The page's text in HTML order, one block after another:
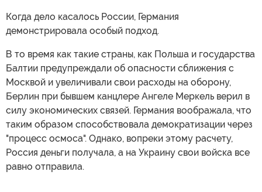
Когда дело касалось России, Германия
демонстрировала особый подход.
В то время как такие страны, как Польша и государства
Балтии предупреждали об опасности сближения с
Москвой и увеличивали свои расходы на оборону,
Берлин при бывшем канцлере Ангеле Меркель верил в
силу экономических связей. Германия воображала, что
таким образом способствовала демократизации через
"процесс осмоса". Однако, вопреки этому расчету,
Россия деньги получала, а на Украину свои войска все
равно отправила.